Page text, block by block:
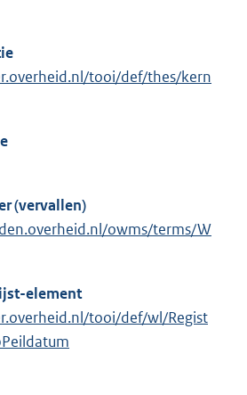
tooi/def/thes/kern
(vervallen)
owms/terms/W
element
tooi/def/wl/Regist